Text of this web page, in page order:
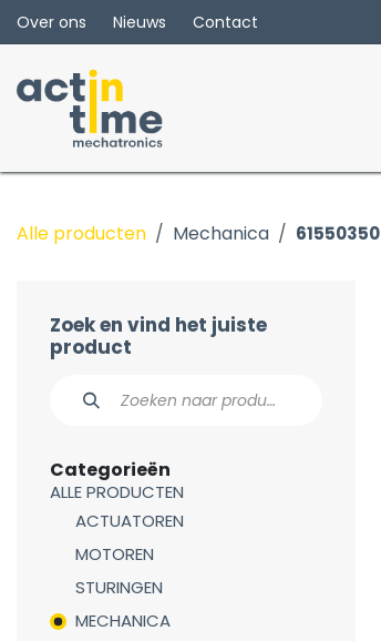
Overslaan naar inhoud
Over ons Nieuws Contact
Alle producten Mechanica 61550350
Zoek en vind het juiste
product
Categorieën
ALLE PRODUCTEN
ACTUATOREN
MOTOREN
STURINGEN
MECHANICA